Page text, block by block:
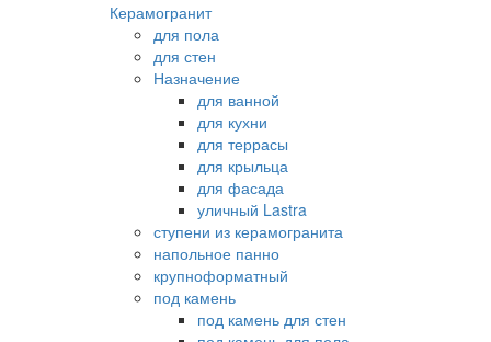
Керамогранит
для пола
для стен
Назначение
для ванной
для кухни
для террасы
для крыльца
для фасада
уличный Lastra
ступени из керамогранита
напольное панно
крупноформатный
под камень
под камень для стен